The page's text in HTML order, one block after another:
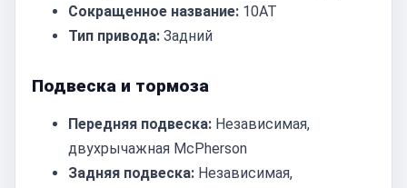
Сокращенное название: 10AT
Тип привода: Задний
Подвеска и тормоза
Передняя подвеска: Независимая,
двухрычажная McPherson
Задняя подвеска: Независимая,